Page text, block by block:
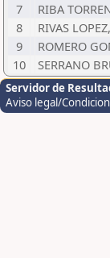
7
RIBA
8
RIVAS
9
ROMERO
10
SERRANO
Servidor de
Aviso legal/